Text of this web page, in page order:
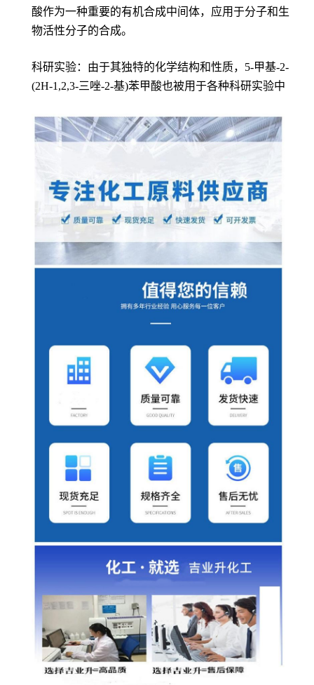
酸作为一种重要的有机合成中间体，应用于分子和生
物活性分子的合成。
科研实验：由于其独特的化学结构和性质，5-甲基-2-
(2H-1,2,3-三唑-2-基)苯甲酸也被用于各种科研实验中